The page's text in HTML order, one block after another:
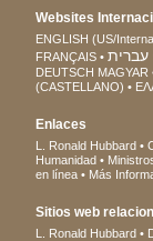
Websites
ENGLISH (US/
FRANÇAIS
עברית
DEUTSCH MAGYAR
(CASTELLANO)
Enlaces
L. Ronald Hubbard
Humanidad
en línea
Más
Sitios web
L. Ronald Hubbard